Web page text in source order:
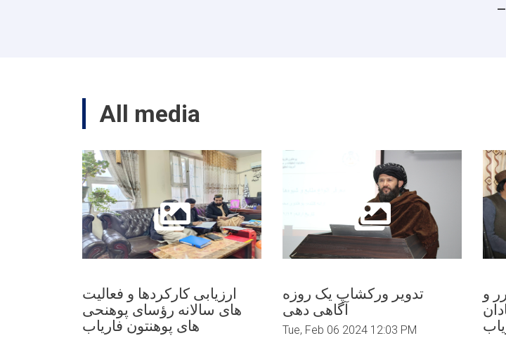
All media
ارزیابی کارکردها و فعالیت
های سالانه رؤسای پوهنحی
های پوهنتون فاریاب
تدویر ورکشاپ یک روزه
آگاهی دهی
Tue, Feb 06 2024 12:03 PM
و